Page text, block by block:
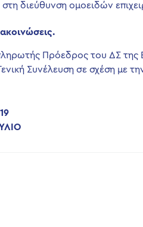
στη διεύθυνση ομοειδών
Πρόεδρος του ΔΣ της
Συνέλευση σε σχέση με